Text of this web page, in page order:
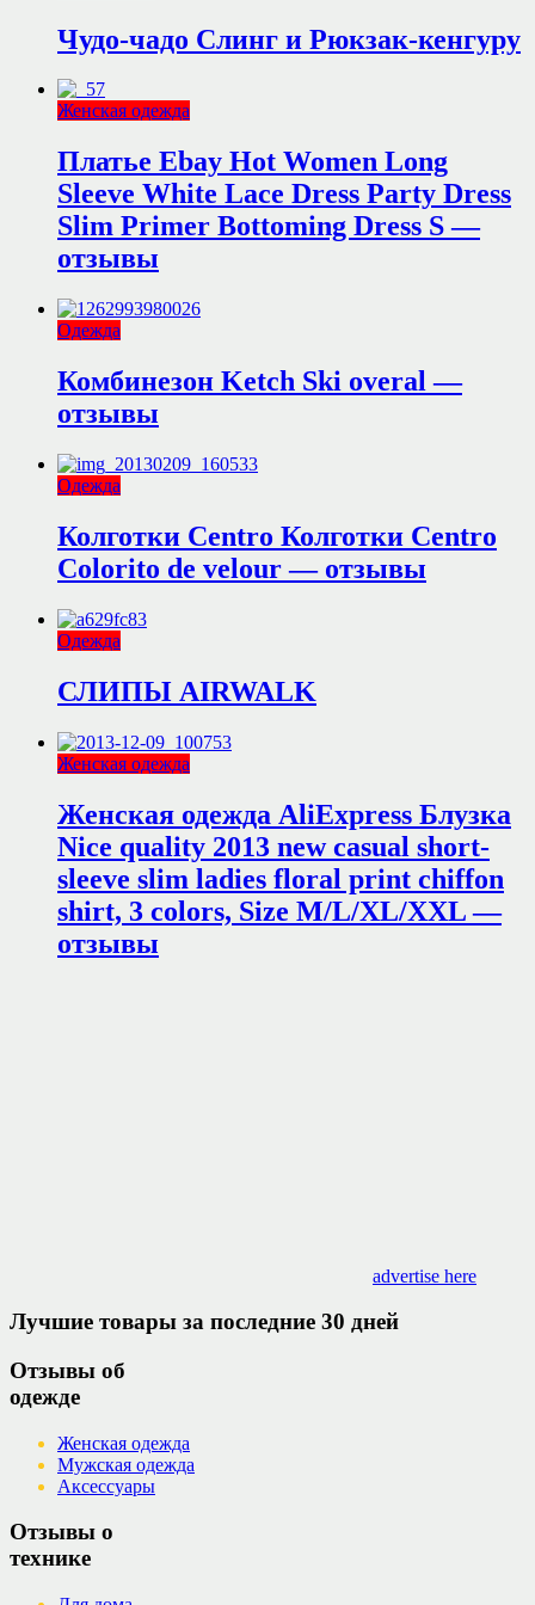
Чудо-чадо Слинг и Рюкзак-кенгуру
Женская одежда
Платье Ebay Hot Women Long
Sleeve White Lace Dress Party Dress
Slim Primer Bottoming Dress S —
отзывы
Одежда
Комбинезон Ketch Ski overal —
отзывы
Одежда
Колготки Centro Колготки Centro
Colorito de velour — отзывы
Одежда
СЛИПЫ AIRWALK
Женская одежда
Женская одежда AliExpress Блузка
Nice quality 2013 new casual short-
sleeve slim ladies floral print chiffon
shirt, 3 colors, Size M/L/XL/XXL —
отзывы
advertise here
Лучшие товары за последние 30 дней
Отзывы об
одежде
Женская одежда
Мужская одежда
Аксессуары
Отзывы о
технике